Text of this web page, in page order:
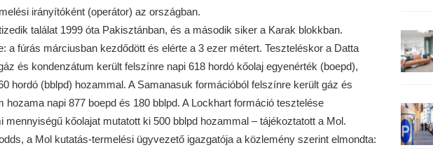
irányítóként (operátor) az országban.
találat 1999 óta Pakisztánban, és a második siker a Karak blokkban.
a fúrás márciusban kezdődött és elérte a 3 ezer métert. Teszteléskor a Datta
és kondenzátum került felszínre napi 618 hordó kőolaj egyenérték (boepd),
hordó (bblpd) hozammal. A Samanasuk formációból felszínre került gáz és
hozama napi 877 boepd és 180 bblpd. A Lockhart formáció tesztelése
mennyiségű kőolajat mutatott ki 500 bblpd hozammal – tájékoztatott a Mol.
a Mol kutatás-termelési ügyvezető igazgatója a közlemény szerint elmondta: